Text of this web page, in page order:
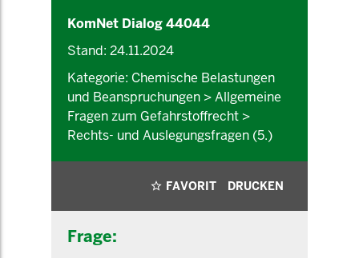
KomNet Dialog 44044
Stand: 24.11.2024
Kategorie: Chemische Belastungen
und Beanspruchungen > Allgemeine
Fragen zum Gefahrstoffrecht >
Rechts- und Auslegungsfragen (5.)
FAVORIT DRUCKEN
Frage: